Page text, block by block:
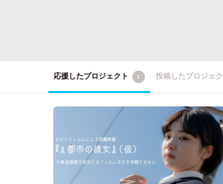
応援したプロジェクト 1 投稿したプロジェ